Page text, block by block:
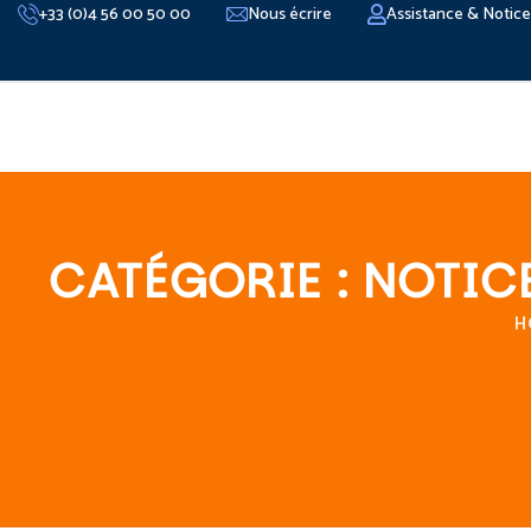
+33 (0)4 56 00 50 00 Nous écrire Assistance &
CATÉGORIE :